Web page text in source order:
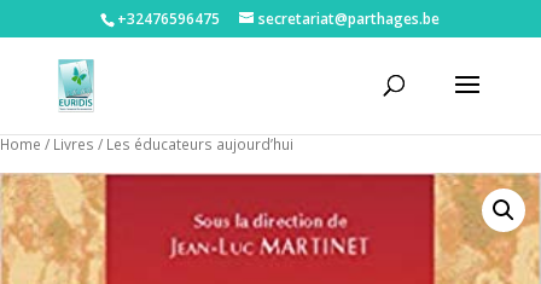
+32476596475‬ secretariat@parthages.be
Home / Livres / Les éducateurs aujourd’hui